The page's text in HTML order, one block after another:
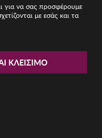
Abigail
για να σας προσφέρουμε
με εσάς και τα
ΚΛΕΊΣΙΜΟ